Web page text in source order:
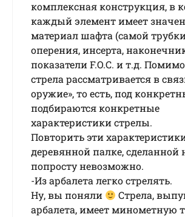
комплексная конструкция, в
каждый элемент имеет
материал шафта (самой
оперения, инсерта,
показатели F.O.C. и т.д. Помимо
стрела рассматривается в
оружие», то есть, под
подбираются конкретные
характеристики стрелы.
Повторить эти
деревянной палке, сделанной
попросту невозможно.
-Из арбалета легко стрелять.
Ну, вы поняли
Стрела,
арбалета, имеет минометную